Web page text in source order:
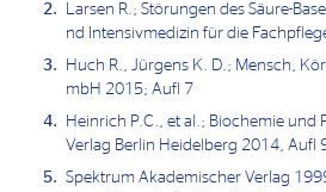
Larsen R.; Störungen des Säure-
nd Intensivmedizin für die
Huch R., Jürgens K. D.; Mensch,
mbH 2015; Aufl 7
Heinrich P.C., et al.; Biochemie und
Verlag Berlin Heidelberg 2014, Aufl
Spektrum Akademischer Verlag